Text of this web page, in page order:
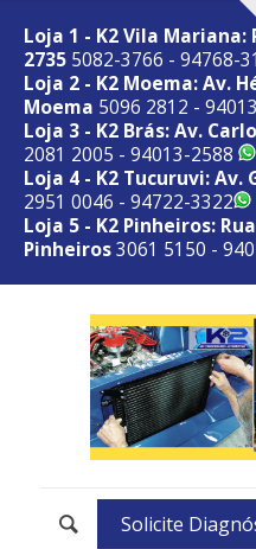
Loja 1 - K2 Vila
2735 5082-3766 - 94768-
Loja 2 - K2 Moema: Av.
Moema 5096 2812 -
Loja 3 - K2 Brás: Av.
2081 2005 - 94013-2588
Loja 4 - K2 Tucuruvi: Av.
2951 0046 - 94722-3322
Loja 5 - K2 Pinheiros:
Pinheiros3061 5150 -
Solicite